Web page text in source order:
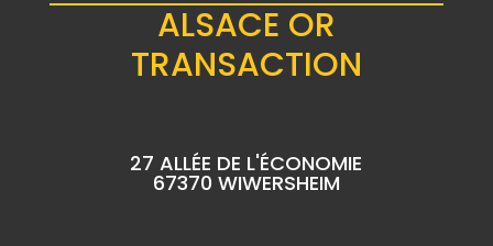
ALSACE OR
TRANSACTION
27 ALLÉE DE L'ÉCONOMIE
67370 WIWERSHEIM